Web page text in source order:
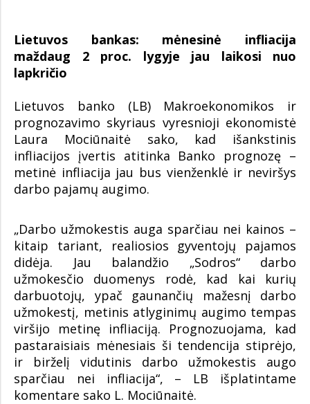
Lietuvos bankas: mėnesinė infliacija
maždaug 2 proc. lygyje jau laikosi nuo
lapkričio
Lietuvos banko (LB) Makroekonomikos ir
prognozavimo skyriaus vyresnioji ekonomistė
Laura Mociūnaitė sako, kad išankstinis
infliacijos įvertis atitinka Banko prognozę –
metinė infliacija jau bus vienženklė ir neviršys
darbo pajamų augimo.
„Darbo užmokestis auga sparčiau nei kainos –
kitaip tariant, realiosios gyventojų pajamos
didėja. Jau balandžio „Sodros“ darbo
užmokesčio duomenys rodė, kad kai kurių
darbuotojų, ypač gaunančių mažesnį darbo
užmokestį, metinis atlyginimų augimo tempas
viršijo metinę infliaciją. Prognozuojama, kad
pastaraisiais mėnesiais ši tendencija stiprėjo,
ir birželį vidutinis darbo užmokestis augo
sparčiau nei infliacija“, – LB išplatintame
komentare sako L. Mociūnaitė.